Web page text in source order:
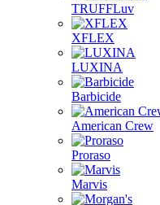
TRUFFLuv
XFLEX
LUXINA
Barbicide
American Crew
Proraso
Marvis